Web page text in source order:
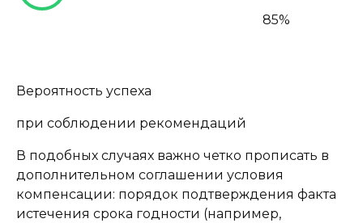
85%
Вероятность успеха
при соблюдении рекомендаций
В подобных случаях важно четко прописать в
дополнительном соглашении условия
компенсации: порядок подтверждения факта
истечения срока годности (например,